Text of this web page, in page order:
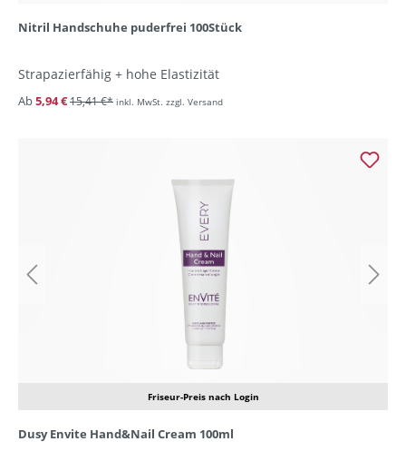
Nitril Handschuhe puderfrei 100Stück
Strapazierfähig + hohe Elastizität
Ab5,94 €15,41 €* inkl. MwSt. zzgl. Versand
Friseur-Preis nach Login
Dusy Envite Hand&Nail Cream 100ml